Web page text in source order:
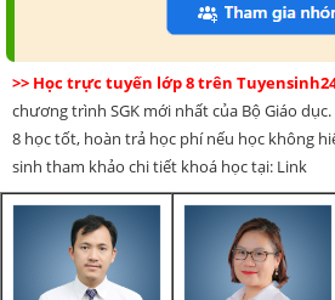
>> Học trực tuyến lớp 8 trên
chương trình SGK mới nhất của Bộ Giáo
8 học tốt, hoàn trả học phí nếu học không
sinh tham khảo chi tiết khoá học tại: Link